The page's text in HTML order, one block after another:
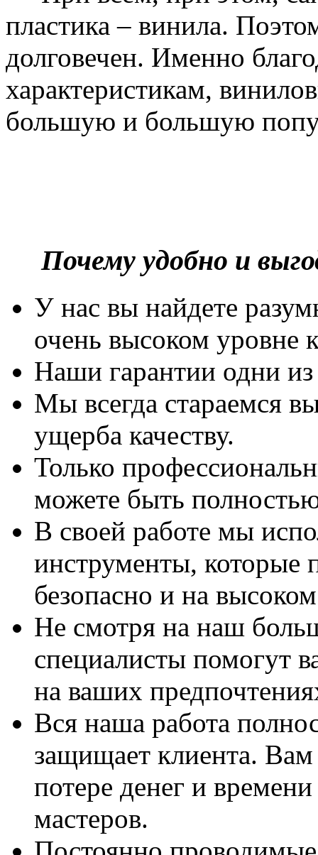
пластика – винила.
долговечен. Именно
характеристикам,
большую и большую
Почему удобно и
У нас вы найдете
очень высоком уровне
Наши гарантии одни
Мы всегда стараемся
ущерба качеству.
Только
можете быть
В своей работе мы
инструменты, которые
безопасно и на
Не смотря на наш
специалисты помогут
на ваших
Вся наша работа
защищает клиента. Вам
потере денег и
мастеров.